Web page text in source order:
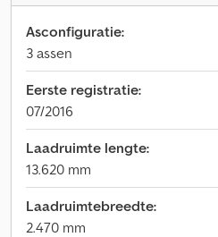
Asconfiguratie:
3 assen
Eerste registratie:
07/2016
Laadruimte lengte:
13.620 mm
Laadruimtebreedte:
2.470 mm